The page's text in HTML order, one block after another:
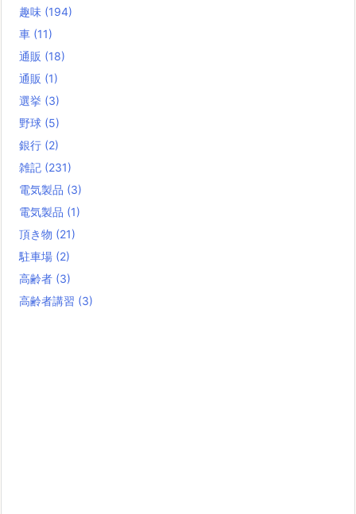
趣味 (194)
車 (11)
通販 (18)
通販 (1)
選挙 (3)
野球 (5)
銀行 (2)
雑記 (231)
電気製品 (3)
電気製品 (1)
頂き物 (21)
駐車場 (2)
高齢者 (3)
高齢者講習 (3)